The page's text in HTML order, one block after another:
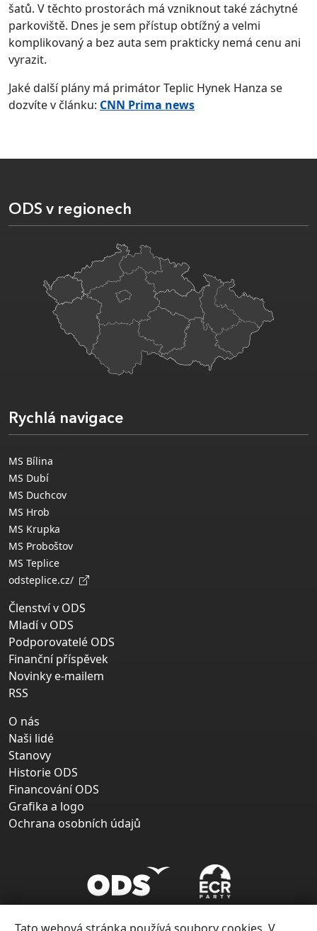
šatů. V těchto prostorách má vzniknout také záchytné
parkoviště. Dnes je sem přístup obtížný a velmi
komplikovaný a bez auta sem prakticky nemá cenu ani
vyrazit.
Jaké další plány má primátor Teplic Hynek Hanza se
dozvíte v článku: CNN Prima news
ODS v regionech
Rychlá navigace
MS Bílina
MS Dubí
MS Duchcov
MS Hrob
MS Krupka
MS Proboštov
MS Teplice
odsteplice.cz/
Členství v ODS
Mladí v ODS
Podporovatelé ODS
Finanční příspěvek
Novinky e-mailem
RSS
O nás
Naši lidé
Stanovy
Historie ODS
Financování ODS
Grafika a logo
Ochrana osobních údajů